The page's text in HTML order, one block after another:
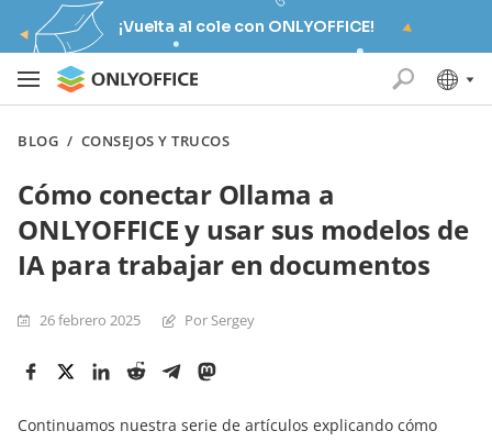
¡Vuelta al cole con ONLYOFFICE!
BLOG / CONSEJOS Y TRUCOS
Cómo conectar Ollama a
ONLYOFFICE y usar sus modelos de
IA para trabajar en documentos
26 febrero 2025 Por Sergey
Continuamos nuestra serie de artículos explicando cómo